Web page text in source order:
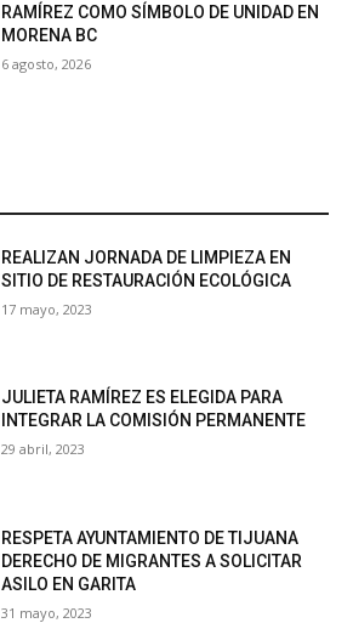
RAMÍREZ COMO SÍMBOLO DE UNIDAD EN
MORENA BC
6 agosto, 2026
REALIZAN JORNADA DE LIMPIEZA EN
SITIO DE RESTAURACIÓN ECOLÓGICA
17 mayo, 2023
JULIETA RAMÍREZ ES ELEGIDA PARA
INTEGRAR LA COMISIÓN PERMANENTE
29 abril, 2023
RESPETA AYUNTAMIENTO DE TIJUANA
DERECHO DE MIGRANTES A SOLICITAR
ASILO EN GARITA
31 mayo, 2023